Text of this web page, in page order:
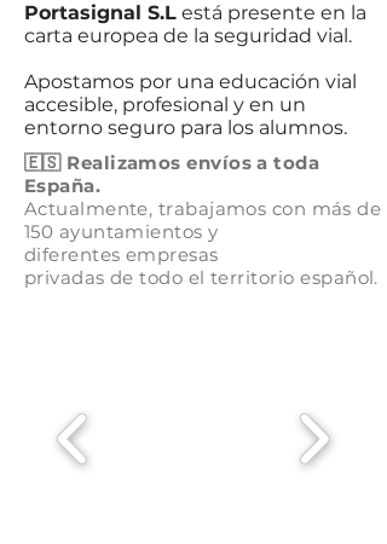
Portasignal S.L está presente en la
carta europea de la seguridad vial.
Apostamos por una educación vial
accesible, profesional y en un
entorno seguro para los alumnos.
🇪🇸 Realizamos envíos a toda
España.
Actualmente, trabajamos con más de
150 ayuntamientos y
diferentes empresas
privadas de todo el territorio español.